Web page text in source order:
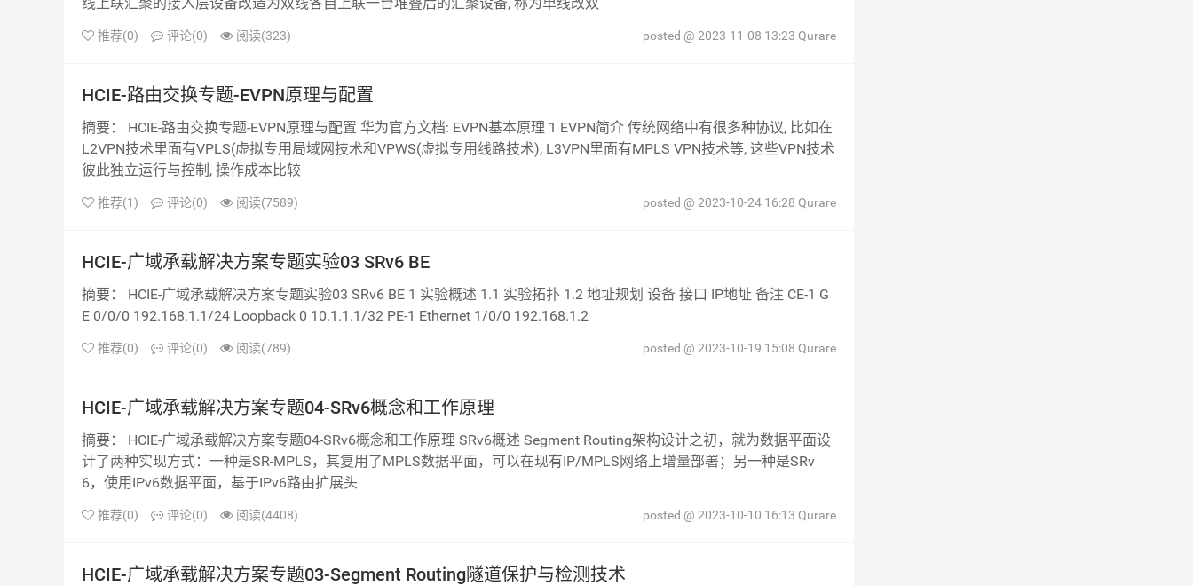
posted @ 2023-11-08 13:23 Qurare
阅读(323)
评论(0)
推荐(0)
HCIE-路由交换专题-EVPN原理与配置
摘要： HCIE-路由交换专题-EVPN原理与配置 华为官方文档: EVPN基本原理 1 EVPN简介 传统网络中有很多种协议, 比如在
L2VPN技术里面有VPLS(虚拟专用局域网技术和VPWS(虚拟专用线路技术), L3VPN里面有MPLS VPN技术等, 这些VPN技术
彼此独立运行与控制, 操作成本比较
posted @ 2023-10-24 16:28 Qurare
阅读(7589)
评论(0)
推荐(1)
HCIE-广域承载解决方案专题实验03 SRv6 BE
摘要： HCIE-广域承载解决方案专题实验03 SRv6 BE 1 实验概述 1.1 实验拓扑 1.2 地址规划 设备 接口 IP地址 备注 CE-1 G
E 0/0/0 192.168.1.1/24 Loopback 0 10.1.1.1/32 PE-1 Ethernet 1/0/0 192.168.1.2
posted @ 2023-10-19 15:08 Qurare
阅读(789)
评论(0)
推荐(0)
HCIE-广域承载解决方案专题04-SRv6概念和工作原理
摘要： HCIE-广域承载解决方案专题04-SRv6概念和工作原理 SRv6概述 Segment Routing架构设计之初，就为数据平面设
计了两种实现方式：一种是SR-MPLS，其复用了MPLS数据平面，可以在现有IP/MPLS网络上增量部署；另一种是SRv
6，使用IPv6数据平面，基于IPv6路由扩展头
posted @ 2023-10-10 16:13 Qurare
阅读(4408)
评论(0)
推荐(0)
HCIE-广域承载解决方案专题03-Segment Routing隧道保护与检测技术